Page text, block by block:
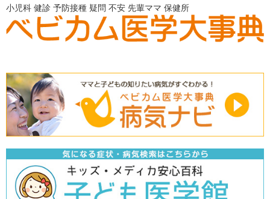
小児科 健診 予防接種 疑問 不安 先輩ママ 保健所